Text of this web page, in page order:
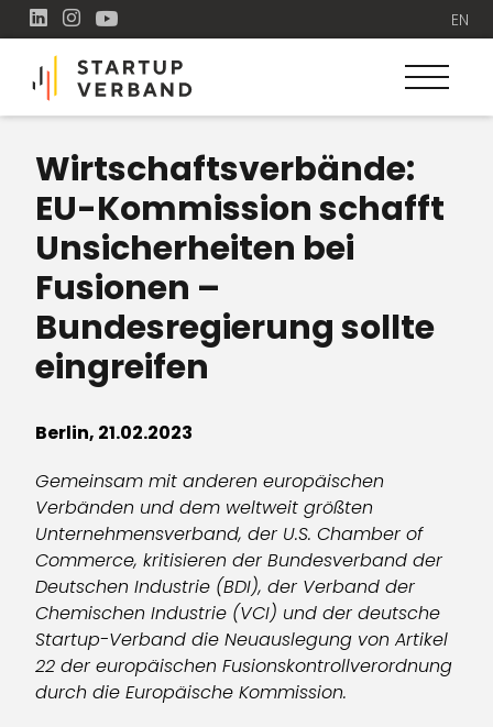
EN
Wirtschaftsverbände:
EU-Kommission schafft
Unsicherheiten bei
Fusionen –
Bundesregierung sollte
eingreifen
Berlin, 21.02.2023
Gemeinsam mit anderen europäischen
Verbänden und dem weltweit größten
Unternehmensverband, der U.S. Chamber of
Commerce, kritisieren der Bundesverband der
Deutschen Industrie (BDI), der Verband der
Chemischen Industrie (VCI) und der deutsche
Startup-Verband die Neuauslegung von Artikel
22 der europäischen Fusionskontrollverordnung
durch die Europäische Kommission.